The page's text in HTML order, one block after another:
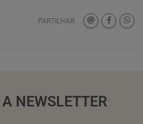
PARTILHAR:
NEWSLETTER